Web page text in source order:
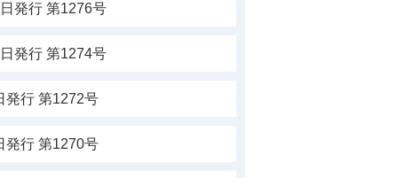
発行 第1276号
発行 第1274号
発行 第1272号
発行 第1270号